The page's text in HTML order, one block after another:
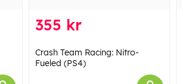
355 kr
Crash Team Racing: Nitro-
Fueled (PS4)